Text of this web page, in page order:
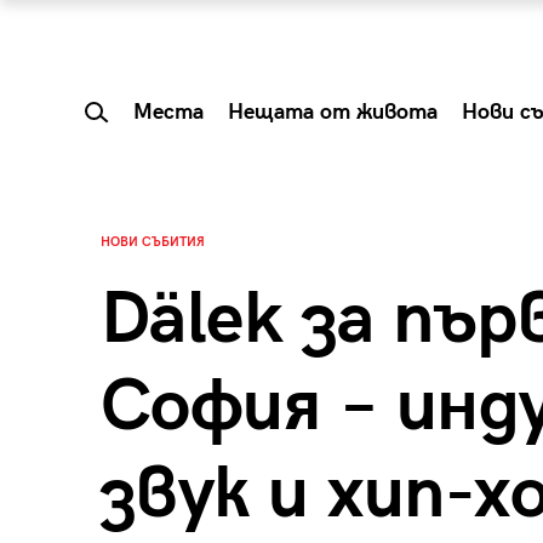
Места Нещата от живота Нови
НОВИ СЪБИТИЯ
Dälek за
София –
звук и хип-
Summer Prelude: как